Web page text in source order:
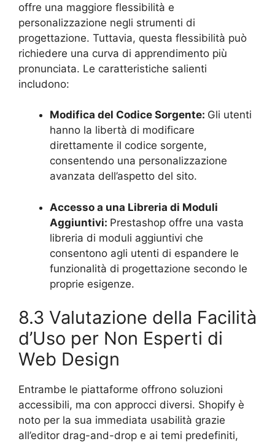
offre una maggiore flessibilità e
personalizzazione negli strumenti di
progettazione. Tuttavia, questa flessibilità può
richiedere una curva di apprendimento più
pronunciata. Le caratteristiche salienti
includono:
Modifica del Codice Sorgente: Gli utenti
hanno la libertà di modificare
direttamente il codice sorgente,
consentendo una personalizzazione
avanzata dell’aspetto del sito.
Accesso a una Libreria di Moduli
Aggiuntivi: Prestashop offre una vasta
libreria di moduli aggiuntivi che
consentono agli utenti di espandere le
funzionalità di progettazione secondo le
proprie esigenze.
8.3 Valutazione della Facilità
d’Uso per Non Esperti di
Web Design
Entrambe le piattaforme offrono soluzioni
accessibili, ma con approcci diversi. Shopify è
noto per la sua immediata usabilità grazie
all’editor drag-and-drop e ai temi predefiniti,